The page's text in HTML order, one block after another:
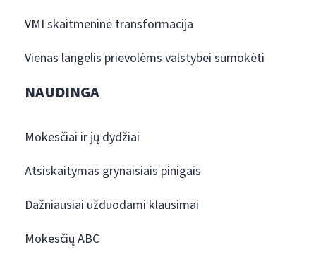
VMI skaitmeninė transformacija
Vienas langelis prievolėms valstybei sumokėti
NAUDINGA
Mokesčiai ir jų dydžiai
Atsiskaitymas grynaisiais pinigais
Dažniausiai užduodami klausimai
Mokesčių ABC